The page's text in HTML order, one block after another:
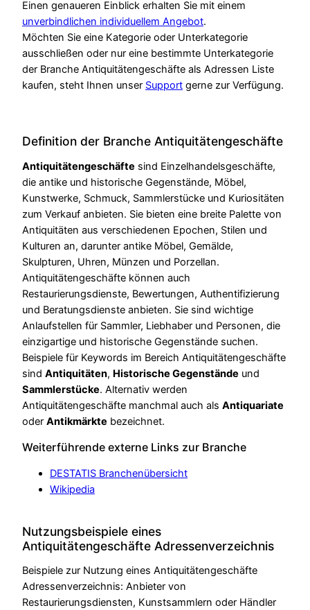
Einen genaueren Einblick erhalten Sie mit einem
unverbindlichen individuellem Angebot.
Möchten Sie eine Kategorie oder Unterkategorie
ausschließen oder nur eine bestimmte Unterkategorie
der Branche Antiquitätengeschäfte als Adressen Liste
kaufen, steht Ihnen unser Support gerne zur Verfügung.
Definition der Branche Antiquitätengeschäfte
Antiquitätengeschäfte sind Einzelhandelsgeschäfte,
die antike und historische Gegenstände, Möbel,
Kunstwerke, Schmuck, Sammlerstücke und Kuriositäten
zum Verkauf anbieten. Sie bieten eine breite Palette von
Antiquitäten aus verschiedenen Epochen, Stilen und
Kulturen an, darunter antike Möbel, Gemälde,
Skulpturen, Uhren, Münzen und Porzellan.
Antiquitätengeschäfte können auch
Restaurierungsdienste, Bewertungen, Authentifizierung
und Beratungsdienste anbieten. Sie sind wichtige
Anlaufstellen für Sammler, Liebhaber und Personen, die
einzigartige und historische Gegenstände suchen.
Beispiele für Keywords im Bereich Antiquitätengeschäfte
sind Antiquitäten, Historische Gegenstände und
Sammlerstücke. Alternativ werden
Antiquitätengeschäfte manchmal auch als Antiquariate
oder Antikmärkte bezeichnet.
Weiterführende externe Links zur Branche
DESTATIS Branchenübersicht
Wikipedia
Nutzungsbeispiele eines
Antiquitätengeschäfte Adressenverzeichnis
Beispiele zur Nutzung eines Antiquitätengeschäfte
Adressenverzeichnis: Anbieter von
Restaurierungsdiensten, Kunstsammlern oder Händler